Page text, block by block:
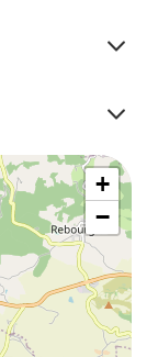
ou
ou
et
ou
+
−